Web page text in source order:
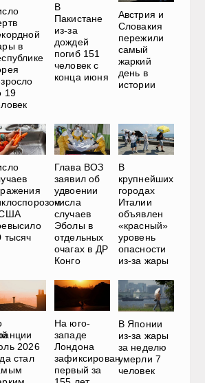
в
19
В
Пакистане
из-за
дождей
погиб 151
человек с
конца июня
Австрия и
Словакия
пережили
самый
жаркий
день в
истории
тысяч
Глава ВОЗ
заявил об
удвоении
числа
случаев
Эболы в
отдельных
очагах в ДР
Конго
В
крупнейших
городах
Италии
объявлен
«красный»
уровень
опасности
из-за жары
2026
стал
На юго-
западе
Лондона
зафиксирован
первый за
В Японии
из-за жары
за неделю
умерли 7
человек